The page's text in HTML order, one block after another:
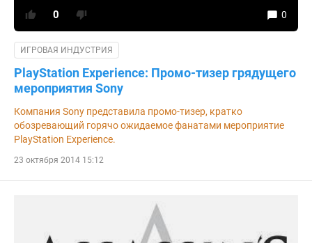
PlayStation Experience: Промо-тизер грядущего
мероприятия Sony
ИГРОВАЯ ИНДУСТРИЯ
Компания Sony представила промо-тизер, кратко
обозревающий горячо ожидаемое фанатами мероприятие
PlayStation Experience.
0 0
23 октября 2014 15:12